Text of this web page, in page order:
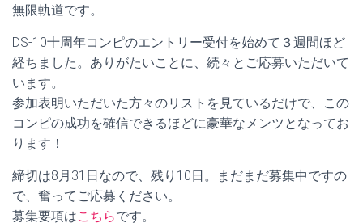
無限軌道です。
DS-10十周年コンピのエントリー受付を始めて３週間ほど
経ちました。ありがたいことに、続々とご応募いただいて
います。
参加表明いただいた方々のリストを見ているだけで、この
コンピの成功を確信できるほどに豪華なメンツとなってお
ります！
締切は8月31日なので、残り10日。まだまだ募集中ですの
で、奮ってご応募ください。
募集要項はこちらです。